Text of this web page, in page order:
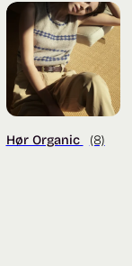
Hør Organic (8)